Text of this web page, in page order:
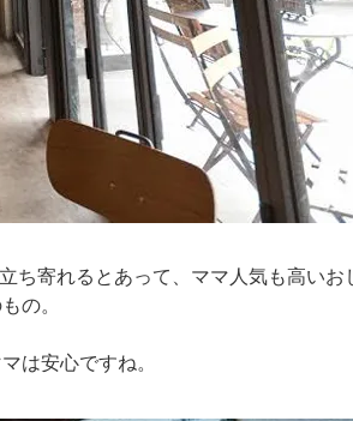
ち寄れるとあって、ママ人気も高いお
の。
は安心ですね。